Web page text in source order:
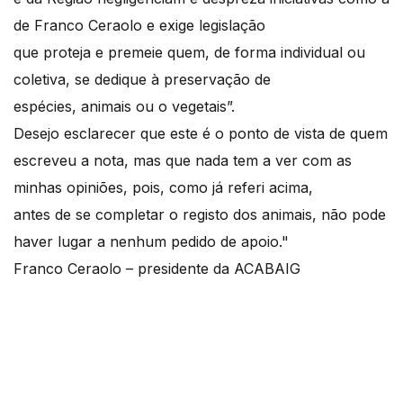
de Franco Ceraolo e exige legislação
que proteja e premeie quem, de forma individual ou
coletiva, se dedique à preservação de
espécies, animais ou o vegetais”.
Desejo esclarecer que este é o ponto de vista de quem
escreveu a nota, mas que nada tem a ver com as
minhas opiniões, pois, como já referi acima,
antes de se completar o registo dos animais, não pode
haver lugar a nenhum pedido de apoio."
Franco Ceraolo – presidente da ACABAIG